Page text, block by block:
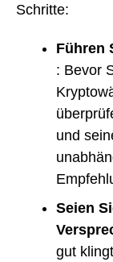
Schritte:
Führen
: Bevor
und
Seien
gut